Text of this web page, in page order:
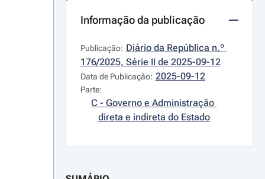
Informação da publicação
Publicação: Diário da República n.º
176/2025, Série II de 2025-09-12
Data de Publicação: 2025-09-12
Parte:
C - Governo e Administração
direta e indireta do Estado